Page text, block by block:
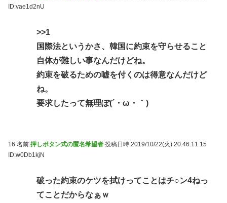
ID:vae1d2nU
>>1
国際法というかさ、韓国に約束を守らせること
自体が難しい事なんだけどね。
約束を破るための嘘を付くのは得意なんだけど
ね。
要求したって無理ぽ(´・ω・｀)
16 名前:押しボタン式の匿名希望者 投稿日時:2019/10/22(火) 20:46:11.15
ID:w0Db1kjN
破った約束のケツを拭けってことはチ○ン4ねっ
てことだからなぁｗ